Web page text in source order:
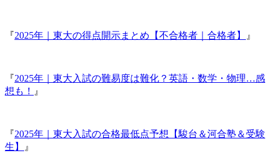
『2025年｜東大の得点開示まとめ【不合格者｜合格者】 』
『2025年｜東大入試の難易度は難化？英語・数学・物理…感
想も！
』
『2025年｜東大入試の合格最低点予想【駿台＆河合塾＆受験
生】
』